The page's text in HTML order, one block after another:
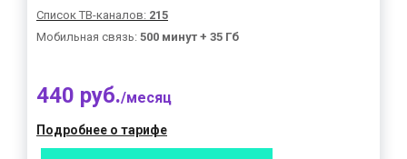
Список ТВ-каналов: 215
Мобильная связь: 500 минут + 35 Гб
440 руб./месяц
Подробнее о тарифе